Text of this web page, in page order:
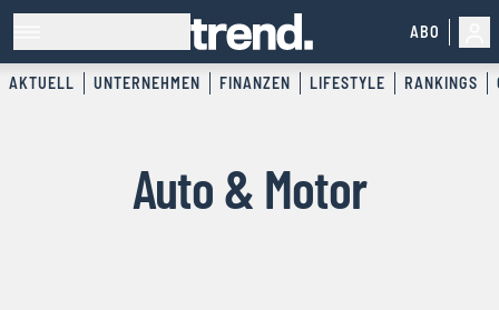
ABO
AKTUELL UNTERNEHMEN FINANZEN LIFESTYLE RANKINGS
Auto & Motor